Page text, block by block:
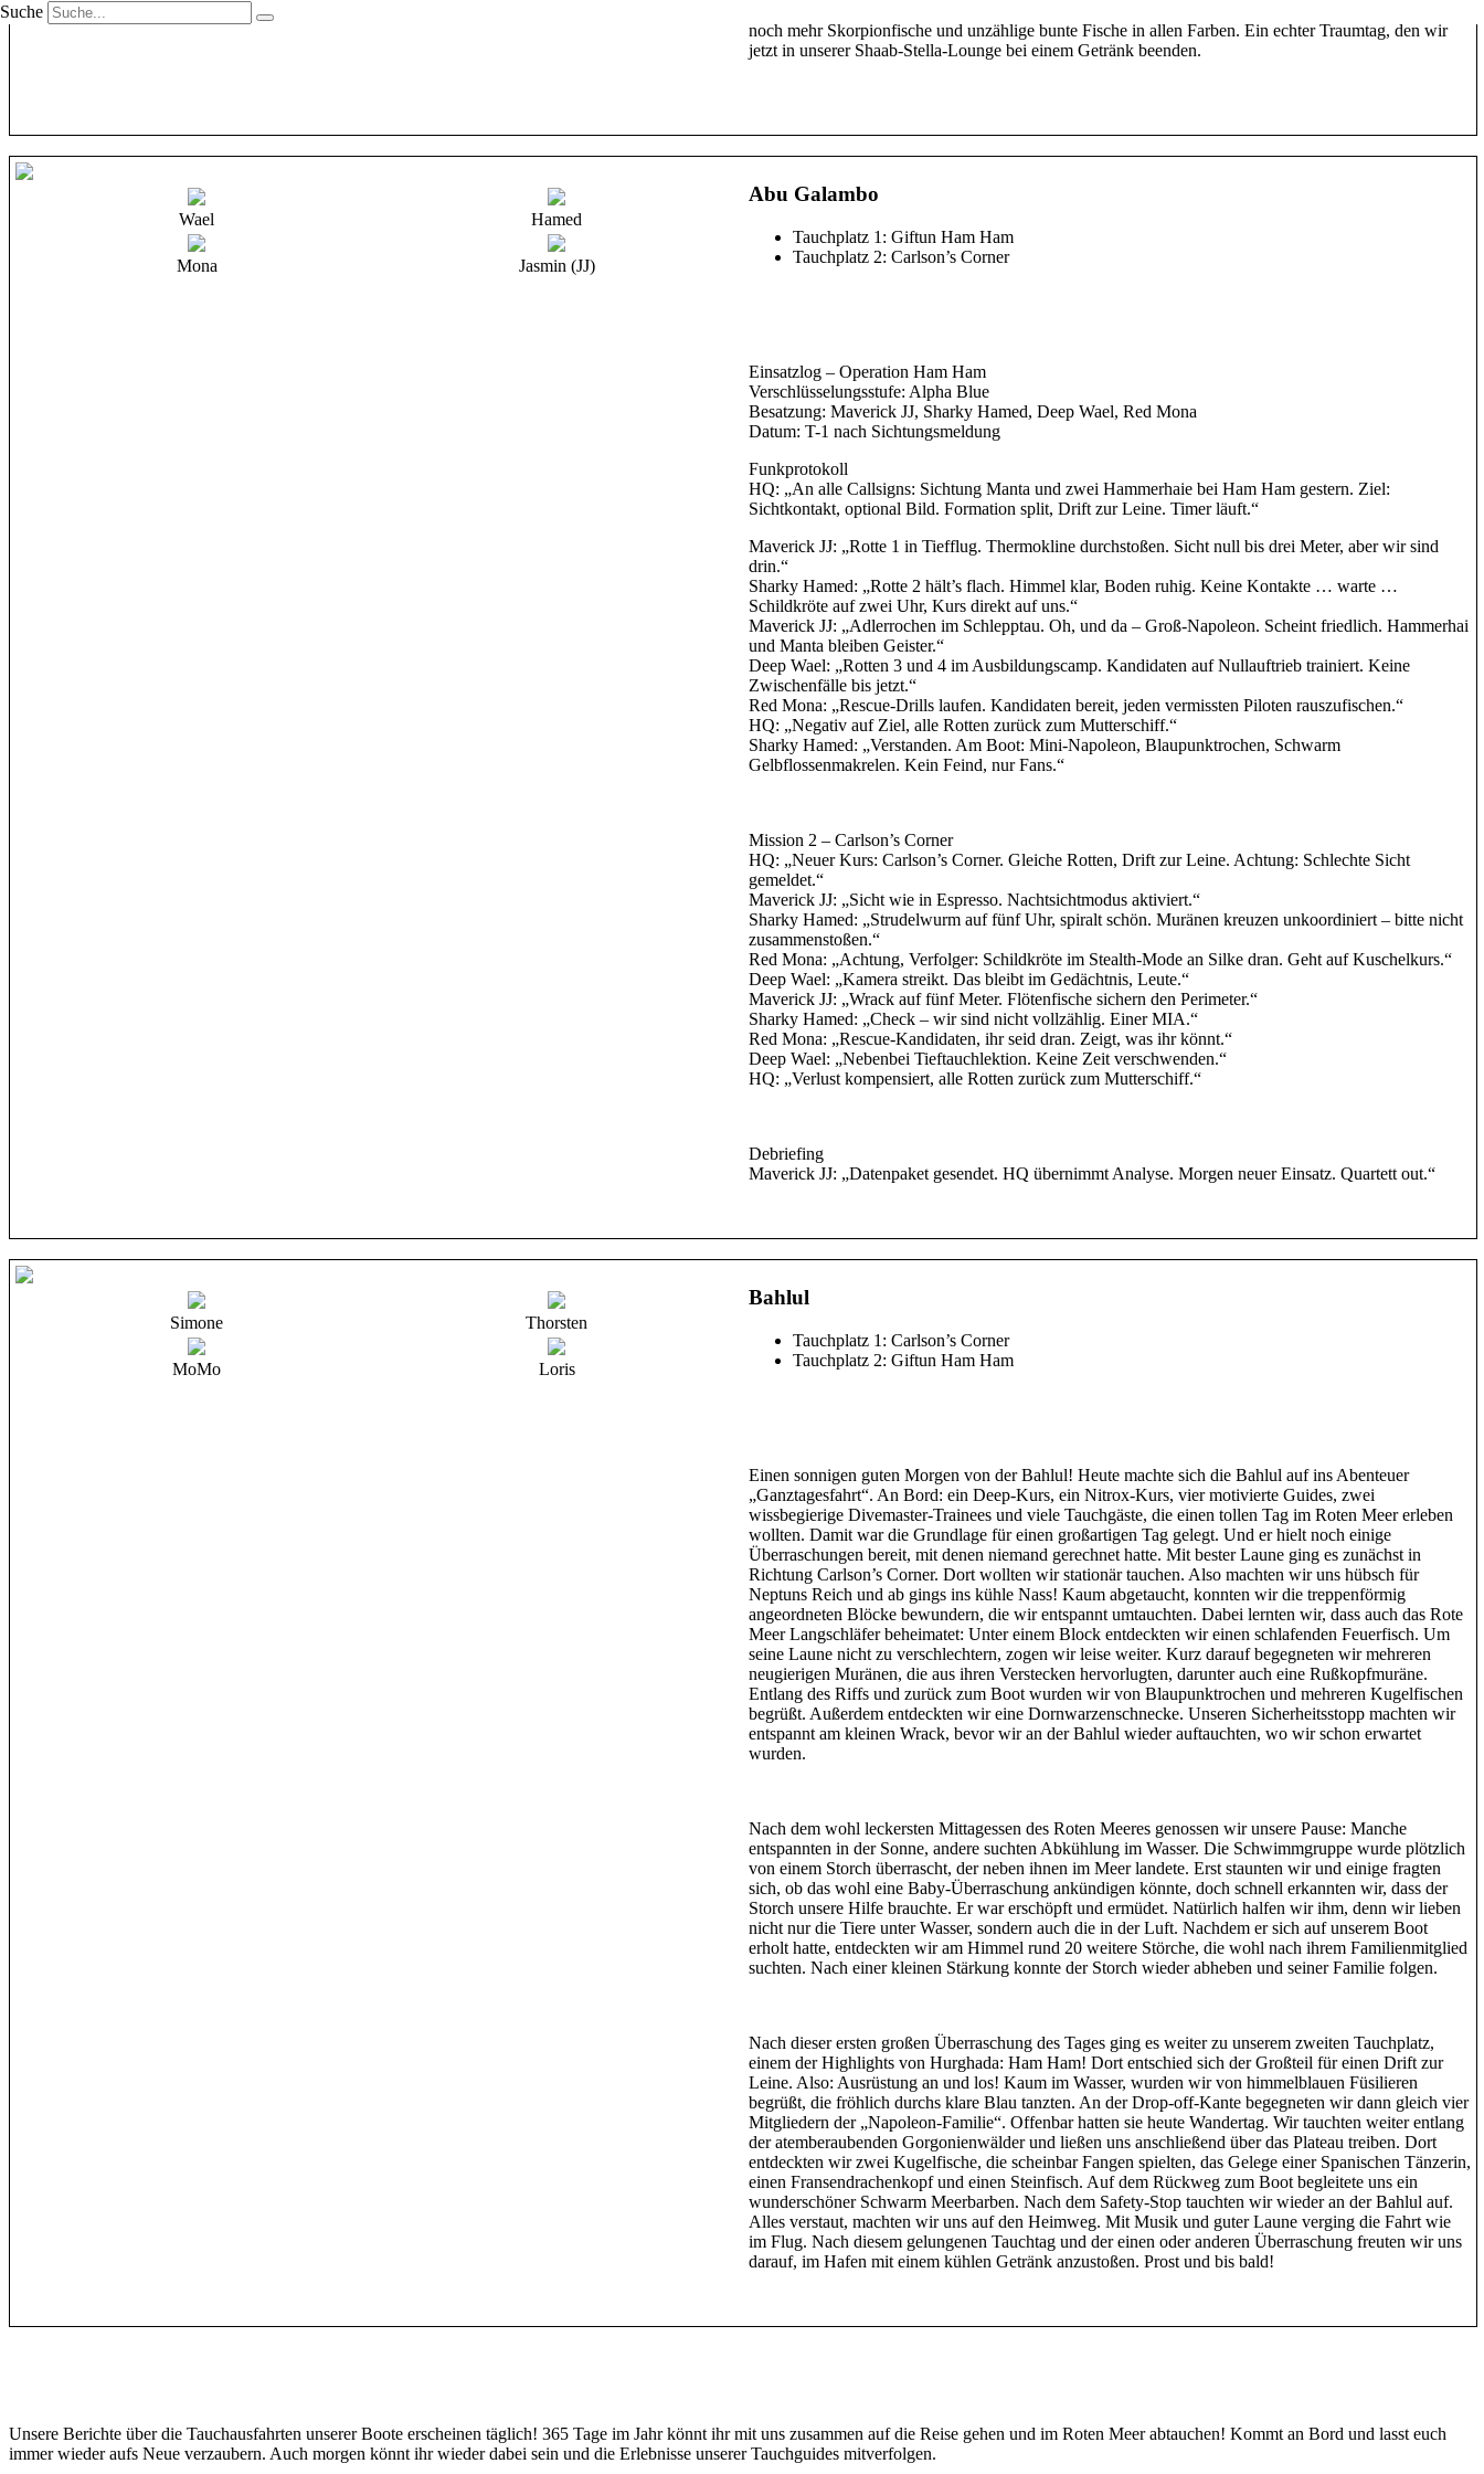
Suche
noch mehr Skorpionfische und unzählige bunte Fische in allen Farben. Ein echter Traumtag, den wir
jetzt in unserer Shaab-Stella-Lounge bei einem Getränk beenden.
Wael Hamed
Mona Jasmin (JJ)
Abu Galambo
Tauchplatz 1: Giftun Ham Ham
Tauchplatz 2: Carlson’s Corner
Einsatzlog – Operation Ham Ham
Verschlüsselungsstufe: Alpha Blue
Besatzung: Maverick JJ, Sharky Hamed, Deep Wael, Red Mona
Datum: T-1 nach Sichtungsmeldung
Funkprotokoll
HQ: „An alle Callsigns: Sichtung Manta und zwei Hammerhaie bei Ham Ham gestern. Ziel:
Sichtkontakt, optional Bild. Formation split, Drift zur Leine. Timer läuft.“
Maverick JJ: „Rotte 1 in Tiefflug. Thermokline durchstoßen. Sicht null bis drei Meter, aber wir sind
drin.“
Sharky Hamed: „Rotte 2 hält’s flach. Himmel klar, Boden ruhig. Keine Kontakte … warte …
Schildkröte auf zwei Uhr, Kurs direkt auf uns.“
Maverick JJ: „Adlerrochen im Schlepptau. Oh, und da – Groß-Napoleon. Scheint friedlich. Hammerhai
und Manta bleiben Geister.“
Deep Wael: „Rotten 3 und 4 im Ausbildungscamp. Kandidaten auf Nullauftrieb trainiert. Keine
Zwischenfälle bis jetzt.“
Red Mona: „Rescue-Drills laufen. Kandidaten bereit, jeden vermissten Piloten rauszufischen.“
HQ: „Negativ auf Ziel, alle Rotten zurück zum Mutterschiff.“
Sharky Hamed: „Verstanden. Am Boot: Mini-Napoleon, Blaupunktrochen, Schwarm
Gelbflossenmakrelen. Kein Feind, nur Fans.“
Mission 2 – Carlson’s Corner
HQ: „Neuer Kurs: Carlson’s Corner. Gleiche Rotten, Drift zur Leine. Achtung: Schlechte Sicht
gemeldet.“
Maverick JJ: „Sicht wie in Espresso. Nachtsichtmodus aktiviert.“
Sharky Hamed: „Strudelwurm auf fünf Uhr, spiralt schön. Muränen kreuzen unkoordiniert – bitte nicht
zusammenstoßen.“
Red Mona: „Achtung, Verfolger: Schildkröte im Stealth-Mode an Silke dran. Geht auf Kuschelkurs.“
Deep Wael: „Kamera streikt. Das bleibt im Gedächtnis, Leute.“
Maverick JJ: „Wrack auf fünf Meter. Flötenfische sichern den Perimeter.“
Sharky Hamed: „Check – wir sind nicht vollzählig. Einer MIA.“
Red Mona: „Rescue-Kandidaten, ihr seid dran. Zeigt, was ihr könnt.“
Deep Wael: „Nebenbei Tieftauchlektion. Keine Zeit verschwenden.“
HQ: „Verlust kompensiert, alle Rotten zurück zum Mutterschiff.“
Debriefing
Maverick JJ: „Datenpaket gesendet. HQ übernimmt Analyse. Morgen neuer Einsatz. Quartett out.“
Simone Thorsten
MoMo Loris
Bahlul
Tauchplatz 1: Carlson’s Corner
Tauchplatz 2: Giftun Ham Ham
Einen sonnigen guten Morgen von der Bahlul! Heute machte sich die Bahlul auf ins Abenteuer
„Ganztagesfahrt“. An Bord: ein Deep-Kurs, ein Nitrox-Kurs, vier motivierte Guides, zwei
wissbegierige Divemaster-Trainees und viele Tauchgäste, die einen tollen Tag im Roten Meer erleben
wollten. Damit war die Grundlage für einen großartigen Tag gelegt. Und er hielt noch einige
Überraschungen bereit, mit denen niemand gerechnet hatte. Mit bester Laune ging es zunächst in
Richtung Carlson’s Corner. Dort wollten wir stationär tauchen. Also machten wir uns hübsch für
Neptuns Reich und ab gings ins kühle Nass! Kaum abgetaucht, konnten wir die treppenförmig
angeordneten Blöcke bewundern, die wir entspannt umtauchten. Dabei lernten wir, dass auch das Rote
Meer Langschläfer beheimatet: Unter einem Block entdeckten wir einen schlafenden Feuerfisch. Um
seine Laune nicht zu verschlechtern, zogen wir leise weiter. Kurz darauf begegneten wir mehreren
neugierigen Muränen, die aus ihren Verstecken hervorlugten, darunter auch eine Rußkopfmuräne.
Entlang des Riffs und zurück zum Boot wurden wir von Blaupunktrochen und mehreren Kugelfischen
begrüßt. Außerdem entdeckten wir eine Dornwarzenschnecke. Unseren Sicherheitsstopp machten wir
entspannt am kleinen Wrack, bevor wir an der Bahlul wieder auftauchten, wo wir schon erwartet
wurden.
Nach dem wohl leckersten Mittagessen des Roten Meeres genossen wir unsere Pause: Manche
entspannten in der Sonne, andere suchten Abkühlung im Wasser. Die Schwimmgruppe wurde plötzlich
von einem Storch überrascht, der neben ihnen im Meer landete. Erst staunten wir und einige fragten
sich, ob das wohl eine Baby-Überraschung ankündigen könnte, doch schnell erkannten wir, dass der
Storch unsere Hilfe brauchte. Er war erschöpft und ermüdet. Natürlich halfen wir ihm, denn wir lieben
nicht nur die Tiere unter Wasser, sondern auch die in der Luft. Nachdem er sich auf unserem Boot
erholt hatte, entdeckten wir am Himmel rund 20 weitere Störche, die wohl nach ihrem Familienmitglied
suchten. Nach einer kleinen Stärkung konnte der Storch wieder abheben und seiner Familie folgen.
Nach dieser ersten großen Überraschung des Tages ging es weiter zu unserem zweiten Tauchplatz,
einem der Highlights von Hurghada: Ham Ham! Dort entschied sich der Großteil für einen Drift zur
Leine. Also: Ausrüstung an und los! Kaum im Wasser, wurden wir von himmelblauen Füsilieren
begrüßt, die fröhlich durchs klare Blau tanzten. An der Drop-off-Kante begegneten wir dann gleich vier
Mitgliedern der „Napoleon-Familie“. Offenbar hatten sie heute Wandertag. Wir tauchten weiter entlang
der atemberaubenden Gorgonienwälder und ließen uns anschließend über das Plateau treiben. Dort
entdeckten wir zwei Kugelfische, die scheinbar Fangen spielten, das Gelege einer Spanischen Tänzerin,
einen Fransendrachenkopf und einen Steinfisch. Auf dem Rückweg zum Boot begleitete uns ein
wunderschöner Schwarm Meerbarben. Nach dem Safety-Stop tauchten wir wieder an der Bahlul auf.
Alles verstaut, machten wir uns auf den Heimweg. Mit Musik und guter Laune verging die Fahrt wie
im Flug. Nach diesem gelungenen Tauchtag und der einen oder anderen Überraschung freuten wir uns
darauf, im Hafen mit einem kühlen Getränk anzustoßen. Prost und bis bald!
Unsere Berichte über die Tauchausfahrten unserer Boote erscheinen täglich! 365 Tage im Jahr könnt ihr mit uns zusammen auf die Reise gehen und im Roten Meer abtauchen! Kommt an Bord und lasst euch
immer wieder aufs Neue verzaubern. Auch morgen könnt ihr wieder dabei sein und die Erlebnisse unserer Tauchguides mitverfolgen.